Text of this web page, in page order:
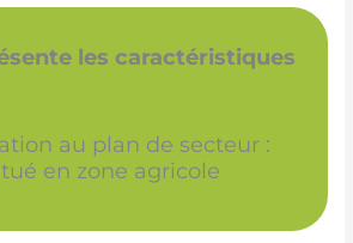
les caractéristiques
au plan de secteur :
en zone agricole